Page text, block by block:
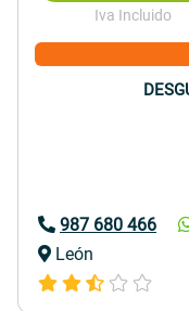
Iva Incluido
987 680 466
León